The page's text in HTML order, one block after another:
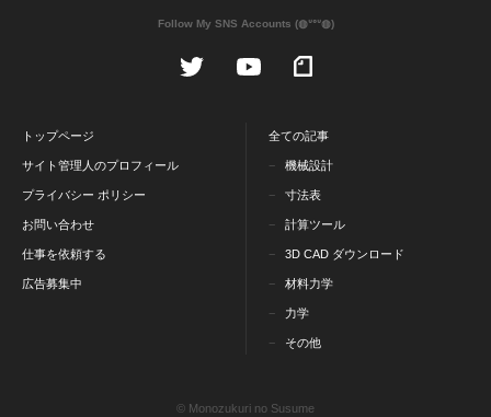
Follow My SNS Accounts (◍ᐡᐤᐡ◍)
トップページ
サイト管理人のプロフィール
プライバシー ポリシー
お問い合わせ
仕事を依頼する
広告募集中
全ての記事
機械設計
寸法表
計算ツール
3D CAD ダウンロード
材料力学
力学
その他
© Monozukuri no Susume